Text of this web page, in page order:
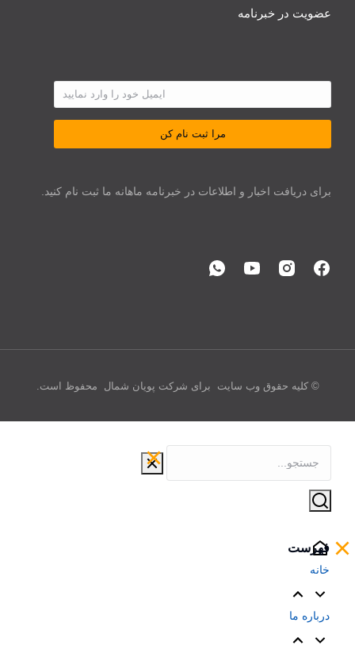
عضویت در خبرنامه
مرا ثبت نام کن
برای دریافت اخبار و اطلاعات در خبرنامه ماهانه ما ثبت نام کنید.
© کلیه حقوق وب سایت برای شرکت پویان شمال محفوظ است.
فهرست
خانه
درباره ما